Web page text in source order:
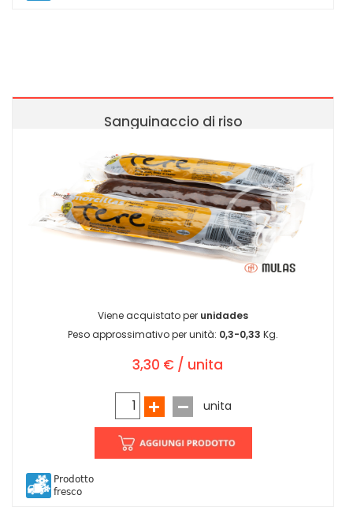
Sanguinaccio di riso
Viene acquistato per unidades
Peso approssimativo per unità: 0,3-0,33 Kg.
3,30 € / unita
unita
Prodotto
fresco